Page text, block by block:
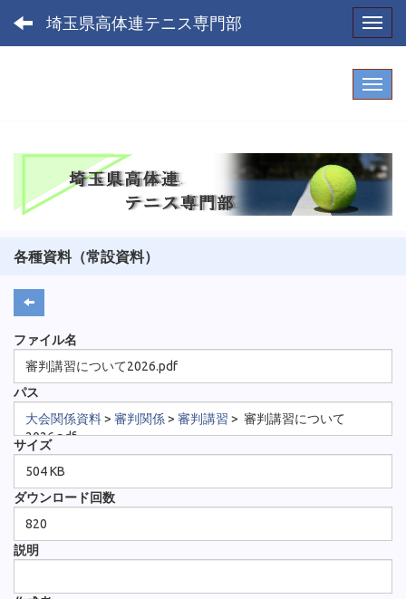
埼玉県高体連テニス専門部
各種資料（常設資料）
ファイル名
審判講習について2026.pdf
パス
大会関係資料> 審判関係> 審判講習 > 審判講習について
2026.pdf
サイズ
504 KB
ダウンロード回数
820
説明